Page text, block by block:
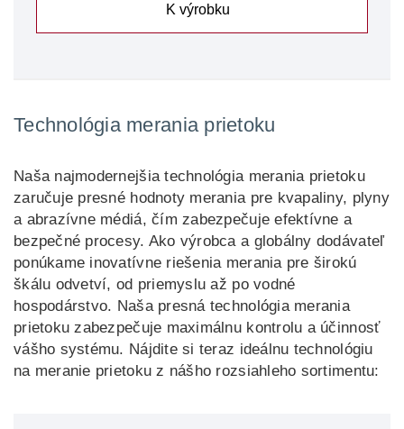
K výrobku
Technológia merania prietoku
Naša najmodernejšia technológia merania prietoku
zaručuje presné hodnoty merania pre kvapaliny, plyny
a abrazívne médiá, čím zabezpečuje efektívne a
bezpečné procesy. Ako výrobca a globálny dodávateľ
ponúkame inovatívne riešenia merania pre širokú
škálu odvetví, od priemyslu až po vodné
hospodárstvo. Naša presná technológia merania
prietoku zabezpečuje maximálnu kontrolu a účinnosť
vášho systému. Nájdite si teraz ideálnu technológiu
na meranie prietoku z nášho rozsiahleho sortimentu: